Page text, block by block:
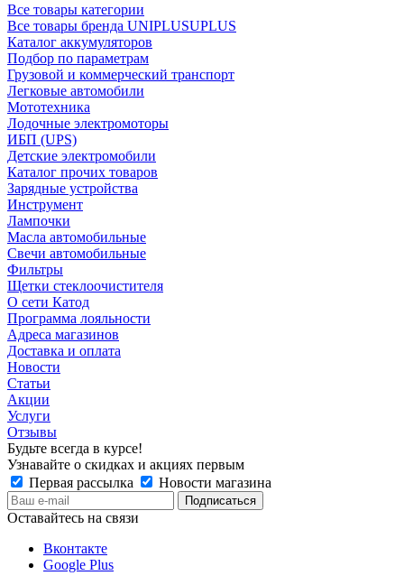
Все товары категории
Все товары бренда UNIPLUSUPLUS
Каталог аккумуляторов
Подбор по параметрам
Грузовой и коммерческий транспорт
Легковые автомобили
Мототехника
Лодочные электромоторы
ИБП (UPS)
Детские электромобили
Каталог прочих товаров
Зарядные устройства
Инструмент
Лампочки
Масла автомобильные
Свечи автомобильные
Фильтры
Щетки стеклоочистителя
О сети Катод
Программа лояльности
Адреса магазинов
Доставка и оплата
Новости
Статьи
Акции
Услуги
Отзывы
Будьте всегда в курсе!
Узнавайте о скидках и акциях первым
Первая рассылка
Новости магазина
Оставайтесь на связи
Вконтакте
Google Plus